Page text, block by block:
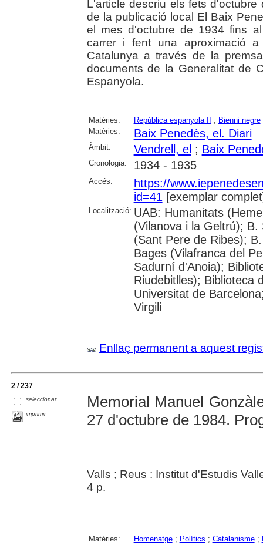
L'article descriu els fets
de la publicació local El Baix
el mes d'octubre de 1934 fins
carrer i fent una aproximació
Catalunya a través de la
documents de la Generalitat de
Espanyola.
Matèries: República espanyola II ; Bienni negre
Matèries:
Baix Penedès, el. Diari
Àmbit: Vendrell, el ; Baix
Cronologia: 1934 - 1935
Accés:
https://
id=41 [exemplar
Localització: UAB: Humanitats
(Vilanova i la Geltrú);
(Sant Pere de Ribes);
Bages (Vilafranca del
Sadurní d'Anoia);
Riudebitlles); Biblioteca
Universitat de
Virgili
Enllaç permanent a aquest
2 / 237
seleccionar
imprimir
Memorial Manuel
27 d'octubre de 1984.
Valls ; Reus : Institut d'Estudis
4 p.
Matèries: Homenatge; Polítics ; Catalanisme;